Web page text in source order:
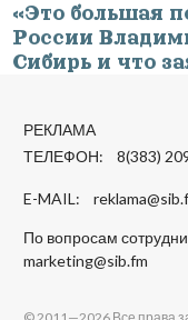
«Это большая
России
Сибирь и что
РЕКЛАМА
ТЕЛЕФОН: 8(383)
E-MAIL:
По вопросам
marketing@sib.fm